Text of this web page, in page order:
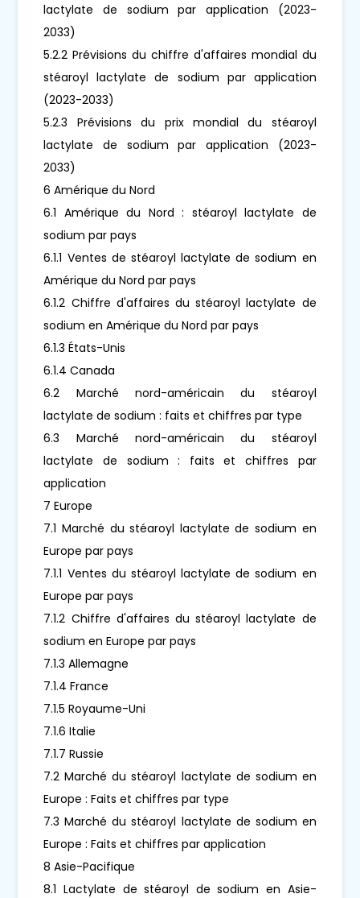
lactylate de sodium par application (2023-
2033)
5.2.2 Prévisions du chiffre d'affaires mondial du
stéaroyl lactylate de sodium par application
(2023-2033)
5.2.3 Prévisions du prix mondial du stéaroyl
lactylate de sodium par application (2023-
2033)
6 Amérique du Nord
6.1 Amérique du Nord : stéaroyl lactylate de
sodium par pays
6.1.1 Ventes de stéaroyl lactylate de sodium en
Amérique du Nord par pays
6.1.2 Chiffre d'affaires du stéaroyl lactylate de
sodium en Amérique du Nord par pays
6.1.3 États-Unis
6.1.4 Canada
6.2 Marché nord-américain du stéaroyl
lactylate de sodium : faits et chiffres par type
6.3 Marché nord-américain du stéaroyl
lactylate de sodium : faits et chiffres par
application
7 Europe
7.1 Marché du stéaroyl lactylate de sodium en
Europe par pays
7.1.1 Ventes du stéaroyl lactylate de sodium en
Europe par pays
7.1.2 Chiffre d'affaires du stéaroyl lactylate de
sodium en Europe par pays
7.1.3 Allemagne
7.1.4 France
7.1.5 Royaume-Uni
7.1.6 Italie
7.1.7 Russie
7.2 Marché du stéaroyl lactylate de sodium en
Europe : Faits et chiffres par type
7.3 Marché du stéaroyl lactylate de sodium en
Europe : Faits et chiffres par application
8 Asie-Pacifique
8.1 Lactylate de stéaroyl de sodium en Asie-